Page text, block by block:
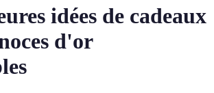
idées de cadeaux
d'or